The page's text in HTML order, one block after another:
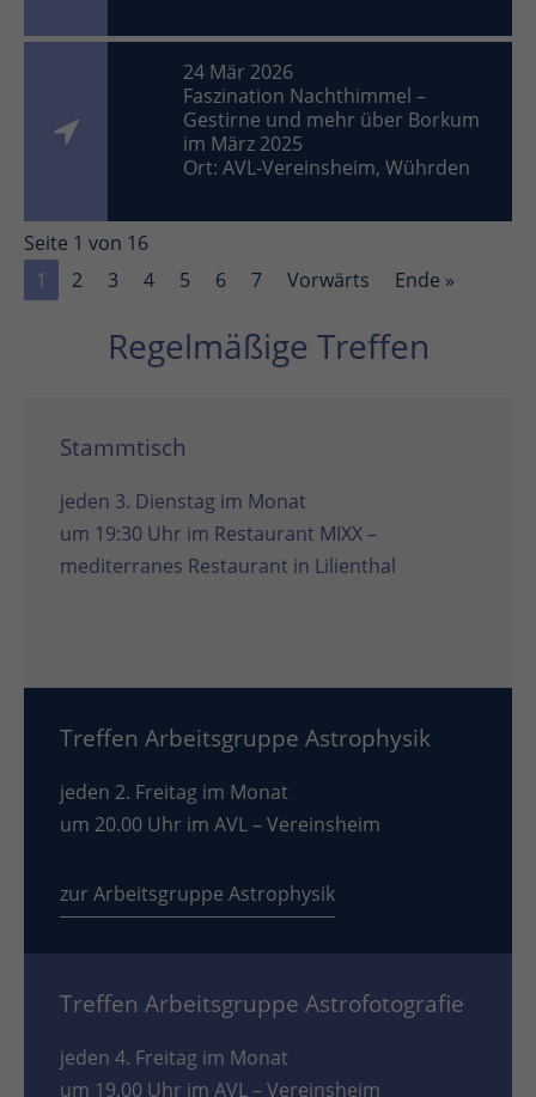
24 Mär 2026
Faszination Nachthimmel –
Gestirne und mehr über Borkum
im März 2025
Ort: AVL-Vereinsheim, Wührden
Seite 1 von 16
1
2 3 4 5 6 7 Vorwärts Ende »
Regelmäßige Treffen
Stammtisch
jeden 3. Dienstag im Monat
um 19:30 Uhr im Restaurant MIXX –
mediterranes Restaurant in Lilienthal
Treffen Arbeitsgruppe Astrophysik
jeden 2. Freitag im Monat
um 20.00 Uhr im AVL – Vereinsheim
zur Arbeitsgruppe Astrophysik
Treffen Arbeitsgruppe Astrofotografie
jeden 4. Freitag im Monat
um 19.00 Uhr im AVL – Vereinsheim